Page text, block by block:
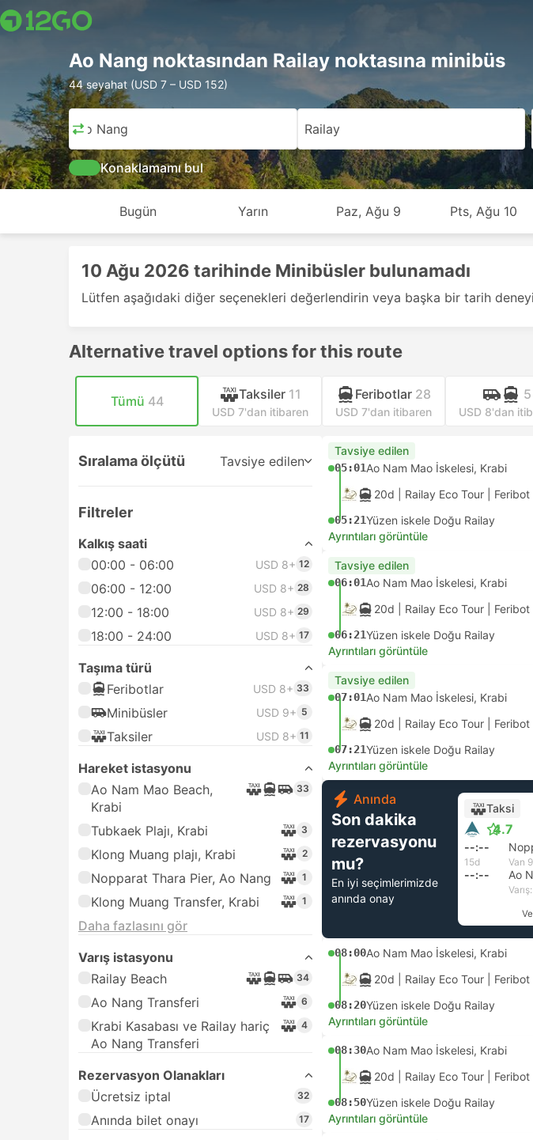
Ao Nang noktasından Railay noktasına minibüs
44 seyahat (USD 7 – USD 152)
Ao Nang Railay
Konaklamamı bul
Bugün Yarın Paz, Ağu 9 Pts, Ağu 10
10 Ağu 2026 tarihinde Minibüsler bulunamadı
Lütfen aşağıdaki diğer seçenekleri değerlendirin veya başka bir tarih
Alternative travel options for this route
Tümü 44 Taksiler 11
USD 7'dan itibaren
Feribotlar 28
USD 7'dan itibaren
5
USD 8'dan
Sıralama ölçütü Tavsiye edilen
Filtreler
Kalkış saati
00:00 - 06:00
USD 8+ 12
06:00 - 12:00 USD 8+ 28
12:00 - 18:00 USD 8+ 29
18:00 - 24:00 USD 8+ 17
Taşıma türü
Feribotlar
USD 8+ 33
Minibüsler USD 9+ 5
Taksiler USD 8+ 11
Hareket istasyonu
Ao Nam Mao Beach,
Krabi
33
Tubkaek Plajı, Krabi 3
Klong Muang plajı, Krabi 2
Nopparat Thara Pier, Ao Nang 1
Klong Muang Transfer, Krabi 1
Daha fazlasını gör
Varış istasyonu
Railay Beach
34
Ao Nang Transferi 6
Krabi Kasabası ve Railay hariç
Ao Nang Transferi
4
Rezervasyon Olanakları
Ücretsiz iptal
32
Anında bilet onayı 17
Tavsiye edilen
05:01Ao Nam Mao İskelesi, Krabi
20d | Railay Eco Tour Feribot
05:21Yüzen iskele Doğu Railay
Ayrıntıları görüntüle
Tavsiye edilen
06:01Ao Nam Mao İskelesi, Krabi
20d | Railay Eco Tour Feribot
06:21Yüzen iskele Doğu Railay
Ayrıntıları görüntüle
Tavsiye edilen
07:01Ao Nam Mao İskelesi, Krabi
20d | Railay Eco Tour Feribot
07:21Yüzen iskele Doğu Railay
Ayrıntıları görüntüle
Anında
Son dakika
rezervasyonu
mu?
En iyi seçimlerimizde
anında onay
Taksi
4.7
--:--
15d Van
--:-- Ao
08:00Ao Nam Mao İskelesi, Krabi
20d | Railay Eco Tour Feribot
08:20Yüzen iskele Doğu Railay
Ayrıntıları görüntüle
08:30Ao Nam Mao İskelesi, Krabi
20d | Railay Eco Tour Feribot
08:50Yüzen iskele Doğu Railay
Ayrıntıları görüntüle